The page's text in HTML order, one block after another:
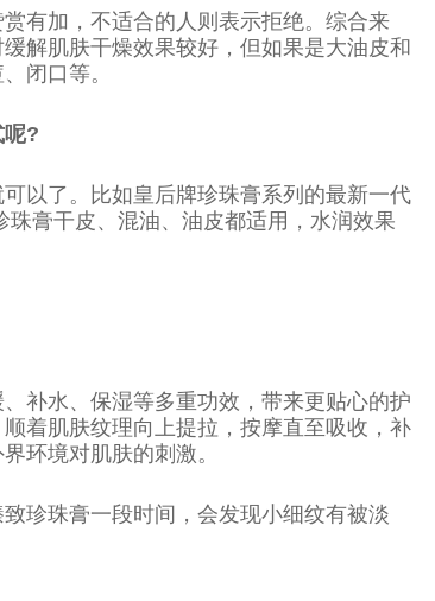
有加，不适合的人则表示拒绝。综合来
解肌肤干燥效果较好，但如果是大油皮和
闭口等。
呢?
以了。比如皇后牌珍珠膏系列的最新一代
膏干皮、混油、油皮都适用，水润效果
补水、保湿等多重功效，带来更贴心的护
着肌肤纹理向上提拉，按摩直至吸收，补
环境对肌肤的刺激。
珍珠膏一段时间，会发现小细纹有被淡